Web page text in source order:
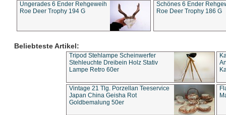
Ungerades 6 Ender Rehgeweih
Roe Deer Trophy 194 G
Schönes 6 Ender
Roe Deer Trophy 186 G
Beliebteste Artikel:
Tripod Stehlampe Scheinwerfer
Stehleuchte Dreibein Holz Stativ
Lampe Retro 60er
Vintage 21 Tlg. Porzellan Teeservice
Japan China Geisha Rot
Goldbemalung 50er